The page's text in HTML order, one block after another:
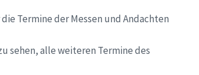
Termine der Messen und Andachten
sehen, alle weiteren Termine des